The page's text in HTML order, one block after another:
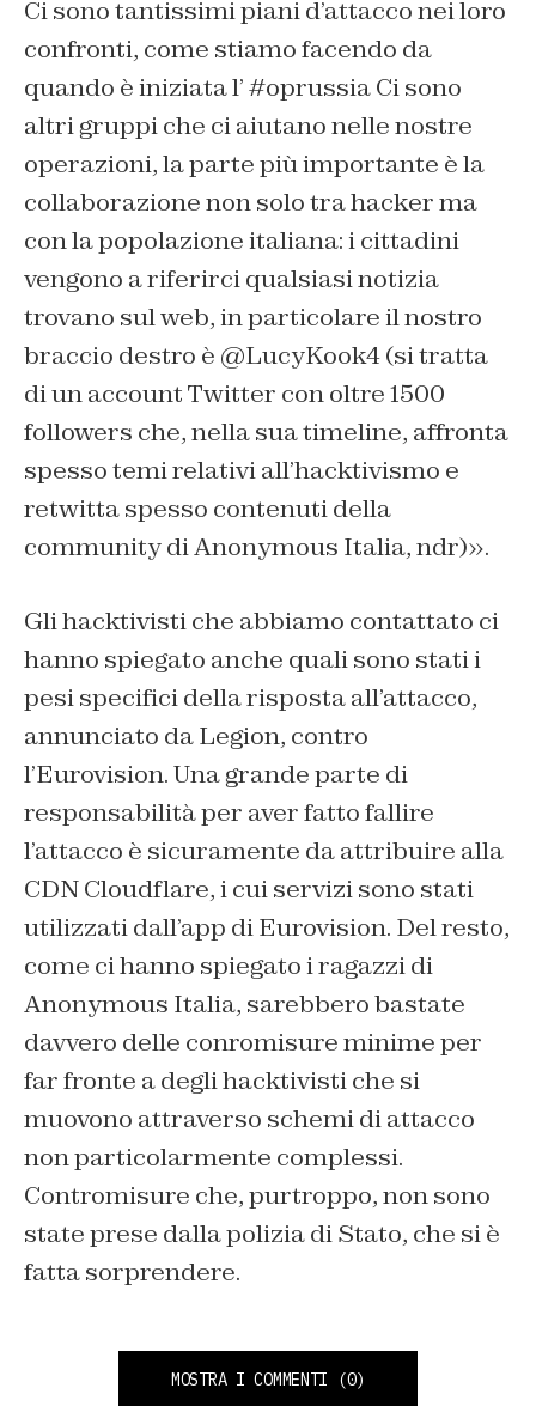
Ci sono tantissimi piani d’attacco nei loro
confronti, come stiamo facendo da
quando è iniziata l’#oprussiaCi sono
altri gruppi che ci aiutano nelle nostre
operazioni, la parte più importante è la
collaborazione non solo tra hacker ma
con la popolazione italiana: i cittadini
vengono a riferirci qualsiasi notizia
trovano sul web, in particolare il nostro
braccio destro è @LucyKook4 (si tratta
di un account Twitter con oltre 1500
followers che, nella sua timeline, affronta
spesso temi relativi all’hacktivismo e
retwitta spesso contenuti della
community di Anonymous Italia, ndr)».
Gli hacktivisti che abbiamo contattato ci
hanno spiegato anche quali sono stati i
pesi specifici della risposta all’attacco,
annunciato da Legion, contro
l’Eurovision. Una grande parte di
responsabilità per aver fatto fallire
l’attacco è sicuramente da attribuire alla
CDN Cloudflare, i cui servizi sono stati
utilizzati dall’app di Eurovision. Del resto,
come ci hanno spiegato i ragazzi di
Anonymous Italia, sarebbero bastate
davvero delle conromisure minime per
far fronte a degli hacktivisti che si
muovono attraverso schemi di attacco
non particolarmente complessi.
Contromisure che, purtroppo, non sono
state prese dalla polizia di Stato, che si è
fatta sorprendere.
MOSTRA I COMMENTI (0)